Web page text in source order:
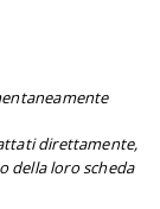
direttamente,
della loro scheda